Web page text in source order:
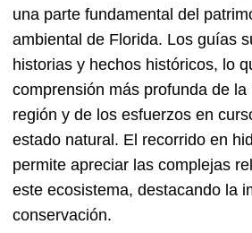
una parte fundamental del
ambiental de Florida. Los guías
historias y hechos históricos, lo
comprensión más profunda de
región y de los esfuerzos en
estado natural. El recorrido en
permite apreciar las complejas
este ecosistema, destacando la
conservación.